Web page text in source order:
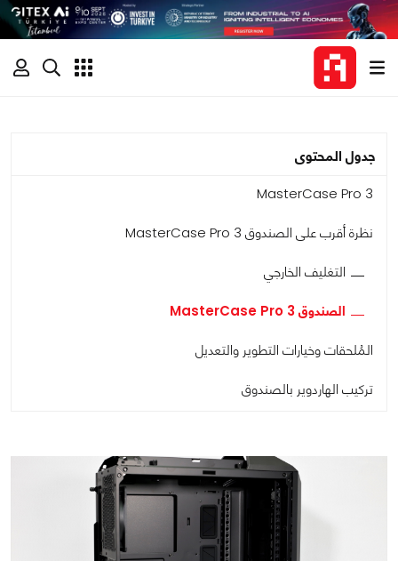
جدول المحتوى
MasterCase Pro 3
نظرة أقرب على الصندوق MasterCase Pro 3
التغليف الخارجي
الصندوق MasterCase Pro 3
المُلحقات وخيارات التطوير والتعديل
تركيب الهاردوير بالصندوق